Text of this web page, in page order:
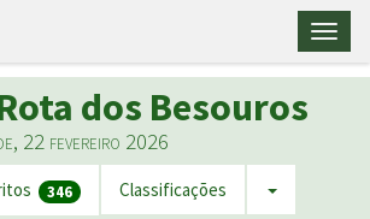
dos Besouros
22 fevereiro 2026
346 Classificações